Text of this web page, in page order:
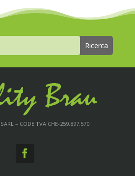
– CODE TVA CHE-259.897.570